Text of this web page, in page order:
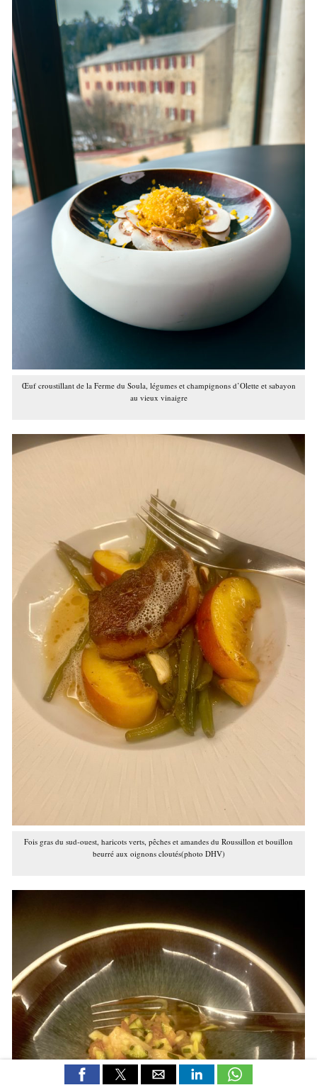
Œuf croustillant de la Ferme du Soula, légumes et champignons d’Olette et sabayon
au vieux vinaigre
Fois gras du sud-ouest, haricots verts, pêches et amandes du Roussillon et bouillon
beurré aux oignons cloutés(photo DHV)